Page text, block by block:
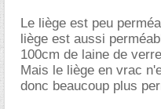
Le liège est peu
liège est aussi
100cm de laine de
Mais le liège en vrac
donc beaucoup plus